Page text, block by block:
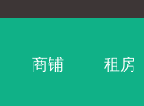
商铺 租房